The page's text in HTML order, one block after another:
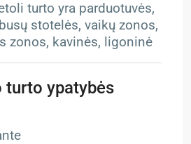
turto yra parduotuvės,
stotelės, vaikų zonos,
zonos, kavinės, ligoninė
turto ypatybės